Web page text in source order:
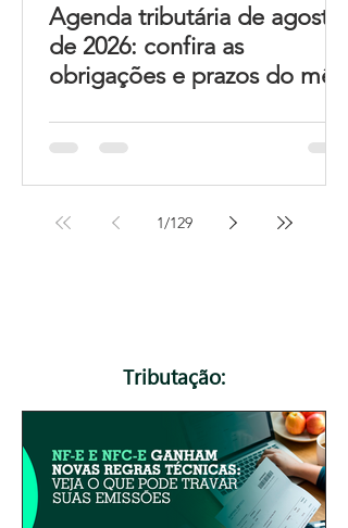
Agenda tributária de agosto
de 2026: confira as
obrigações e prazos do mês
1/129
Tributação: